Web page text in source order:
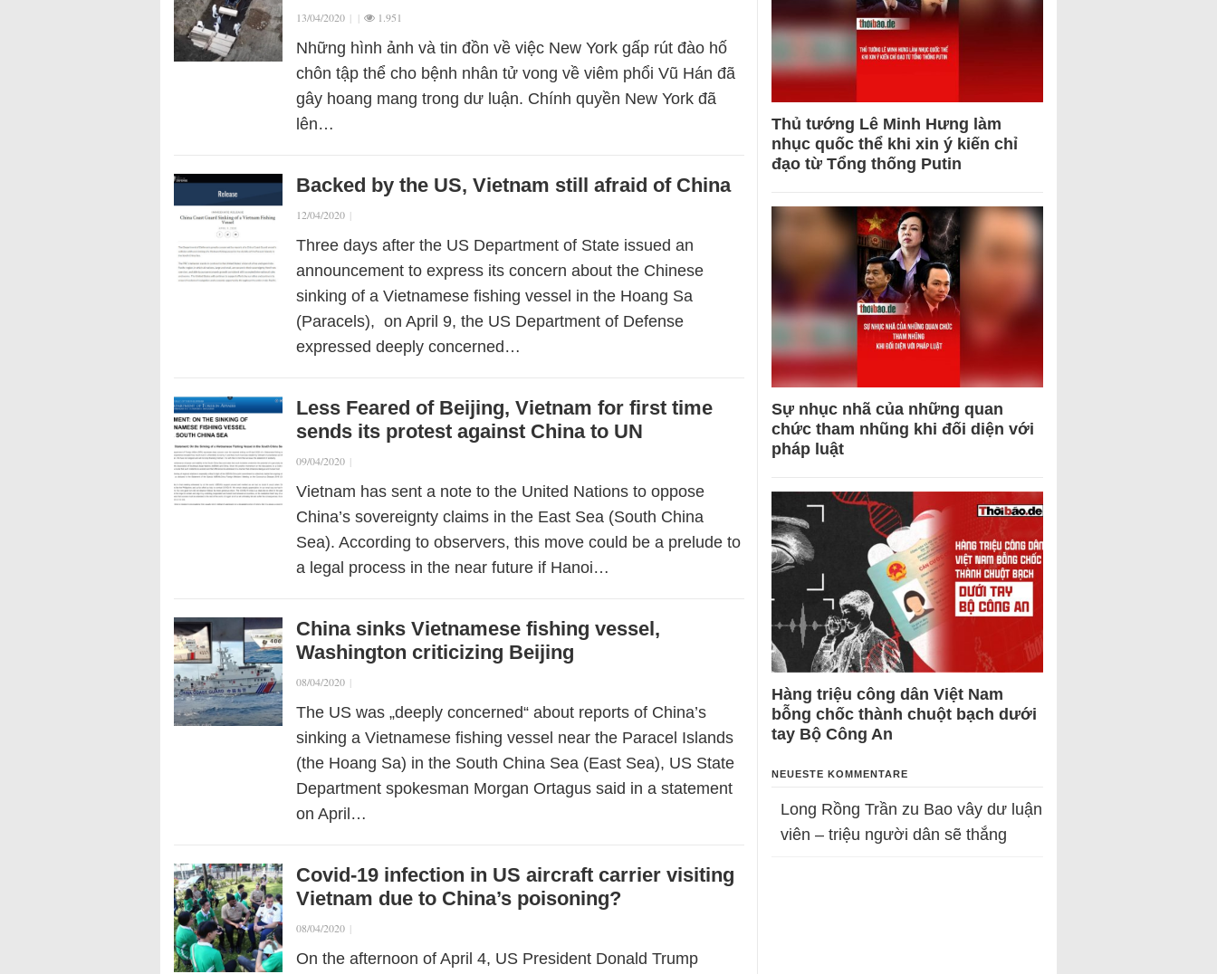
13/04/2020 | | 1.951
Những hình ảnh và tin đồn về việc New York gấp rút đào hố
chôn tập thể cho bệnh nhân tử vong về viêm phổi Vũ Hán đã
gây hoang mang trong dư luận. Chính quyền New York đã
lên…
Backed by the US, Vietnam still afraid of China
12/04/2020 |
Three days after the US Department of State issued an
announcement to express its concern about the Chinese
sinking of a Vietnamese fishing vessel in the Hoang Sa
(Paracels), on April 9, the US Department of Defense
expressed deeply concerned…
Less Feared of Beijing, Vietnam for first time
sends its protest against China to UN
09/04/2020 |
Vietnam has sent a note to the United Nations to oppose
China’s sovereignty claims in the East Sea (South China
Sea). According to observers, this move could be a prelude to
a legal process in the near future if Hanoi…
China sinks Vietnamese fishing vessel,
Washington criticizing Beijing
08/04/2020 |
The US was „deeply concerned“ about reports of China’s
sinking a Vietnamese fishing vessel near the Paracel Islands
(the Hoang Sa) in the South China Sea (East Sea), US State
Department spokesman Morgan Ortagus said in a statement
on April…
Covid-19 infection in US aircraft carrier visiting
Vietnam due to China’s poisoning?
08/04/2020 |
On the afternoon of April 4, US President Donald Trump
Thủ tướng Lê Minh Hưng làm
nhục quốc thể khi xin ý kiến chỉ
đạo từ Tổng thống Putin
Sự nhục nhã của những quan
chức tham nhũng khi đối diện với
pháp luật
Hàng triệu công dân Việt Nam
bỗng chốc thành chuột bạch dưới
tay Bộ Công An
NEUESTE KOMMENTARE
Long Rồng Trần zu Bao vây dư luận
viên – triệu người dân sẽ thắng